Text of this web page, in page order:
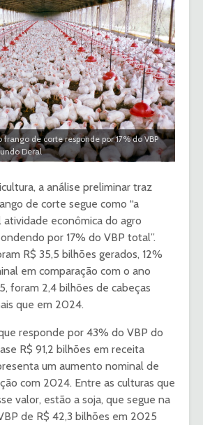
de corte responde por 17% do VBP
Deral
a análise preliminar traz
de corte segue como “a
atividade econômica do agro
por 17% do VBP total”.
R$ 35,5 bilhões gerados, 12%
em comparação com o ano
foram 2,4 bilhões de cabeças
que em 2024.
responde por 43% do VBP do
R$ 91,2 bilhões em receita
um aumento nominal de
com 2024. Entre as culturas que
valor, estão a soja, que segue na
de R$ 42,3 bilhões em 2025